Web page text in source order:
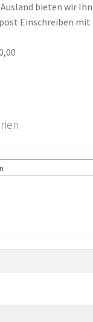
bieten wir
Einschreiben